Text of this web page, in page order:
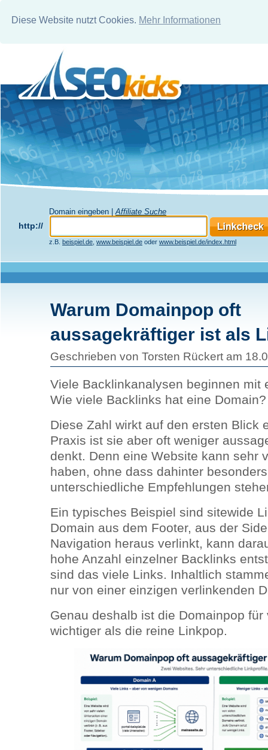
Diese Website nutzt Cookies. Mehr Informationen
Domain eingeben | Affiliate Suche
http://
z.B. beispiel.de www.beispiel.de oder www.beispiel.de/index.html
Warum Domainpop oft
aussagekräftiger ist als
Geschrieben von Torsten Rückert am
Viele Backlinkanalysen beginnen mit
Wie viele Backlinks hat eine Domain?
Diese Zahl wirkt auf den ersten Blick
Praxis ist sie aber oft weniger
denkt. Denn eine Website kann sehr
haben, ohne dass dahinter
unterschiedliche Empfehlungen
Ein typisches Beispiel sind sitewide
Domain aus dem Footer, aus der
Navigation heraus verlinkt, kann
hohe Anzahl einzelner Backlinks
sind das viele Links. Inhaltlich
nur von einer einzigen verlinkenden
Genau deshalb ist die Domainpop
wichtiger als die reine Linkpop.